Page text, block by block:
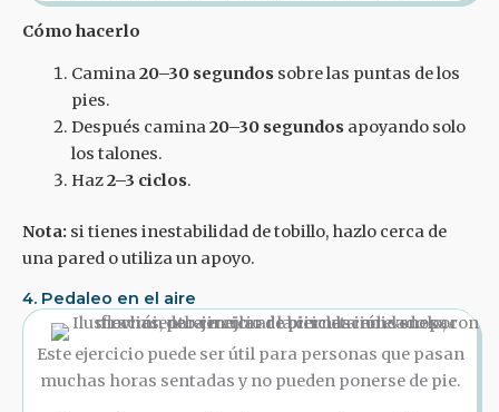
Cómo hacerlo
Camina20–30 segundossobre las puntas de los
pies.
Después camina20–30 segundosapoyando solo
los talones.
Haz2–3 ciclos.
Nota: si tienes inestabilidad de tobillo, hazlo cerca de
una pared o utiliza un apoyo.
4. Pedaleo en el aire
Este ejercicio puede ser útil para personas que pasan
muchas horas sentadas y no pueden ponerse de pie.